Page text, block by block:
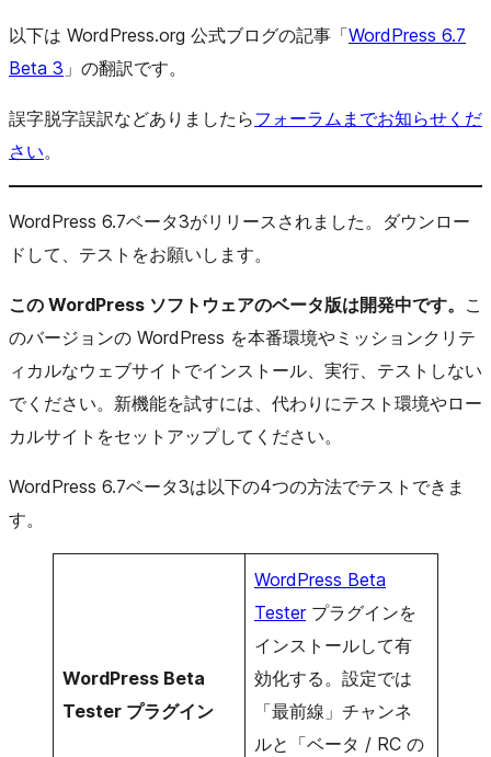
以下は WordPress.org 公式ブログの記事「WordPress 6.7
Beta 3 」の翻訳です。
誤字脱字誤訳などありましたらフォーラムまでお知らせくだ
さい。
WordPress 6.7ベータ3がリリースされました。ダウンロー
ドして、テストをお願いします。
この WordPress ソフトウェアのベータ版は開発中です。 こ
のバージョンの WordPress を本番環境やミッションクリテ
ィカルなウェブサイトでインストール、実行、テストしない
でください。新機能を試すには、代わりにテスト環境やロー
カルサイトをセットアップしてください。
WordPress 6.7ベータ3は以下の4つの方法でテストできま
す。
WordPress Beta
Tester プラグイン
WordPress Beta
Testerプラグインを
インストールして有
効化する。設定では
「最前線」チャンネ
ルと「ベータ / RC の